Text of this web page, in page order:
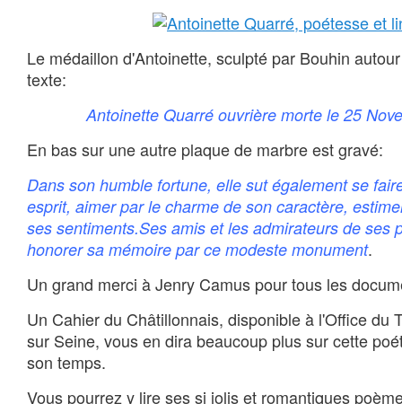
Le médaillon d'Antoinette, sculpté par Bouhin
texte:
Antoinette Quarré ouvrière morte le 25
En bas sur une autre plaque de marbre est gravé:
Dans son humble fortune, elle sut également se
esprit, aimer par le charme de son caractère,
ses sentiments.Ses amis et les admirateurs de ses
honorer sa mémoire par ce modeste monument.
Un grand merci à Jenry Camus pour tous les
Un Cahier du Châtillonnais, disponible à l'Office du
sur Seine, vous en dira beaucoup plus sur cette
son temps.
Vous pourrez y lire ses si jolis et romantiques